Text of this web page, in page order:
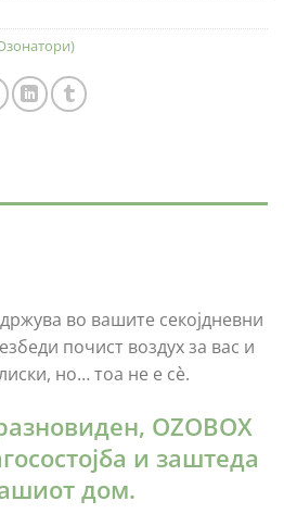
во вашите секојдневни
почист воздух за вас и
но… тоа не е сè.
OZOBOX
и заштеда
дом.